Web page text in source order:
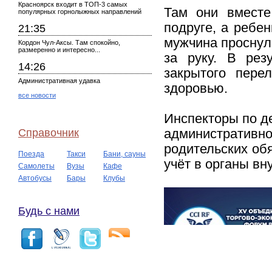
Красноярск входит в ТОП-3 самых
популярных горнолыжных направлений
21:35
Кордон Чул-Аксы. Там спокойно,
размеренно и интересно...
14:26
Административная удавка
все новости
Справочник
Поезда Такси
Бани, сауны
Самолеты
Вузы
Кафе
Автобусы
Бары Клубы
Будь с нами
Там они
подруге, а
мужчина
за руку. В
закрытого
здоровью.
Инспекторы по
родительских
учёт в органы